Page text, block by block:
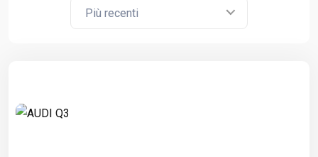
Più recenti